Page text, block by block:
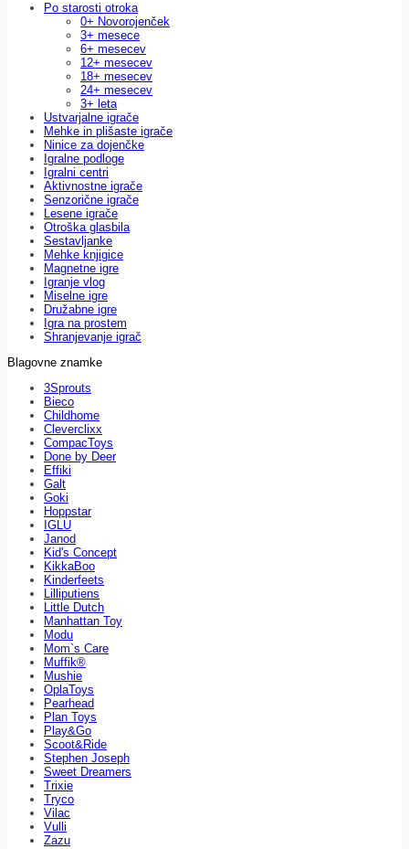
Po starosti otroka
0+ Novorojenček
3+ mesece
6+ mesecev
12+ mesecev
18+ mesecev
24+ mesecev
3+ leta
Ustvarjalne igrače
Mehke in plišaste igrače
Ninice za dojenčke
Igralne podloge
Igralni centri
Aktivnostne igrače
Senzorične igrače
Lesene igrače
Otroška glasbila
Sestavljanke
Mehke knjigice
Magnetne igre
Igranje vlog
Miselne igre
Družabne igre
Igra na prostem
Shranjevanje igrač
Blagovne znamke
3Sprouts
Bieco
Childhome
Cleverclixx
CompacToys
Done by Deer
Effiki
Galt
Goki
Hoppstar
IGLU
Janod
Kid's Concept
KikkaBoo
Kinderfeets
Lilliputiens
Little Dutch
Manhattan Toy
Modu
Mom`s Care
Muffik®
Mushie
OplaToys
Pearhead
Plan Toys
Play&Go
Scoot&Ride
Stephen Joseph
Sweet Dreamers
Trixie
Tryco
Vilac
Vulli
Zazu